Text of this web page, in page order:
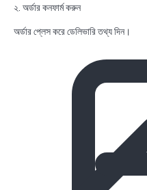
২. অর্ডার কনফার্ম করুন
অর্ডার প্লেস করে ডেলিভারি তথ্য দিন।